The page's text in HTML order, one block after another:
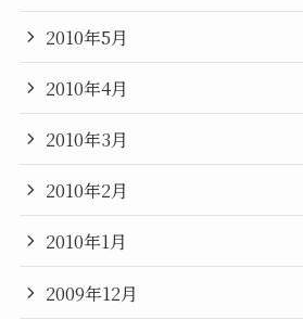
2010年5月
2010年4月
2010年3月
2010年2月
2010年1月
2009年12月